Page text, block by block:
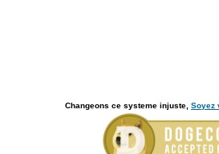
Changeons ce systeme injuste, Soyez